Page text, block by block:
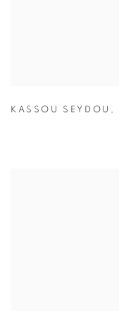
KASSOU SEYDOU ,